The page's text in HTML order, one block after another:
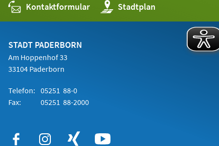
Kontaktformular Stadtplan
(Öffnet
in
einem
STADT PADERBORN
Am Hoppenhof 33
33104 Paderborn
Telefon: 05251 88-0
Fax:
05251 88-2000